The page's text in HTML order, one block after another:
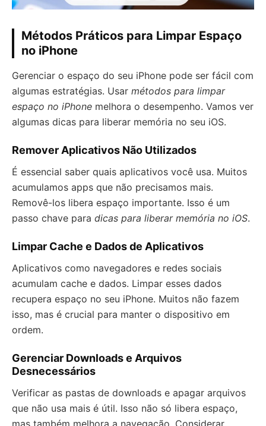
Métodos Práticos para Limpar Espaço
no iPhone
Gerenciar o espaço do seu iPhone pode ser fácil com
algumas estratégias. Usar métodos para limpar
espaço no iPhone melhora o desempenho. Vamos ver
algumas dicas para liberar memória no seu iOS.
Remover Aplicativos Não Utilizados
É essencial saber quais aplicativos você usa. Muitos
acumulamos apps que não precisamos mais.
Removê-los libera espaço importante. Isso é um
passo chave para dicas para liberar memória no iOS.
Limpar Cache e Dados de Aplicativos
Aplicativos como navegadores e redes sociais
acumulam cache e dados. Limpar esses dados
recupera espaço no seu iPhone. Muitos não fazem
isso, mas é crucial para manter o dispositivo em
ordem.
Gerenciar Downloads e Arquivos
Desnecessários
Verificar as pastas de downloads e apagar arquivos
que não usa mais é útil. Isso não só libera espaço,